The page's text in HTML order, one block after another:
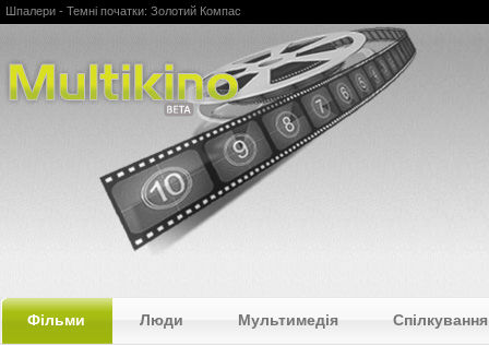
Multikino
Шпалери - Темні початки: Золотий Компас
Фільми Люди Мультимедія Спілкування